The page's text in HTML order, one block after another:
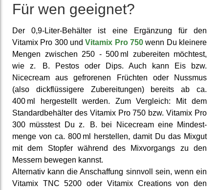
Für wen geeignet?
Der 0,9-Liter-Behälter ist eine Er­gänzung für den
Vitamix Pro 300 undVitamix Pro 750 wenn Du kleinere
Mengen zwischen 250 - 500 ml zu­bereiten möchtest,
wie z. B. Pestos oder Dips. Auch kann Eis bzw.
Nicecream aus ge­frorenen Früchten oder Nussmus
(also dick­flüssigere Zu­berei­tungen) bereits ab ca.
400 ml her­gestellt werden. Zum Vergleich: Mit dem
Standard­behälter des Vitamix Pro 750 bzw. Vitamix Pro
300 müsstest Du z. B. bei Nicecream eine Mindest­
menge von ca. 800 ml her­stellen, damit Du das Mixgut
mit dem Stopfer während des Mix­vorgangs zu den
Messern bewegen kannst.
Alter­nativ kann die An­schaffung sinnvoll sein, wenn ein
Vitamix TNC 5200 oder Vitamix Creations von den